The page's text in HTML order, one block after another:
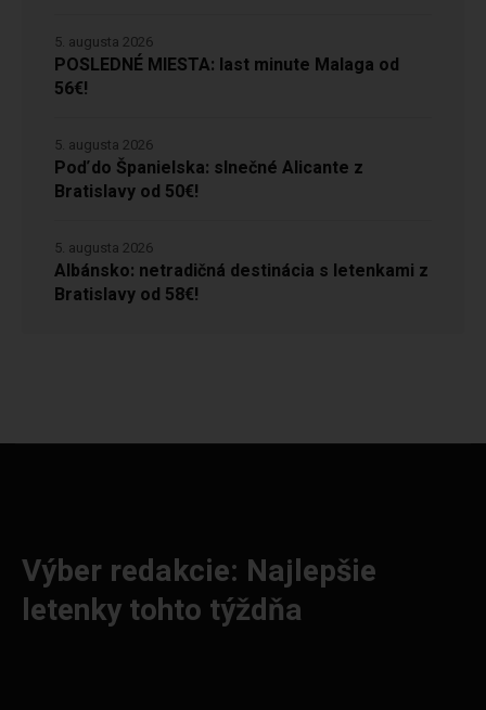
POSLEDNÉ MIESTA: last minute Malaga od
56€!
5. augusta 2026
Poď do Španielska: slnečné Alicante z
Bratislavy od 50€!
5. augusta 2026
Albánsko: netradičná destinácia s letenkami z
Bratislavy od 58€!
5. augusta 2026
Výber redakcie: Najlepšie
letenky tohto týždňa